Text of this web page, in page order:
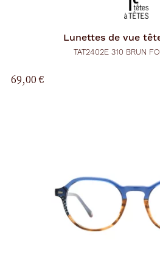
Lunettes de vue
TAT2402E 310 BRUN
69,00 €